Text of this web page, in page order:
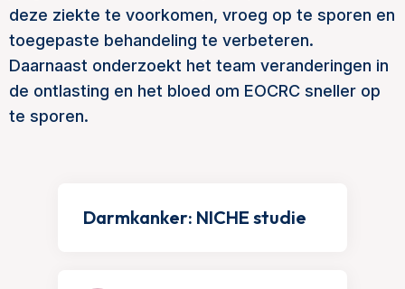
deze ziekte te voorkomen, vroeg op te sporen en
toegepaste behandeling te verbeteren.
Daarnaast onderzoekt het team veranderingen in
de ontlasting en het bloed om EOCRC sneller op
te sporen.
Darmkanker: NICHE studie